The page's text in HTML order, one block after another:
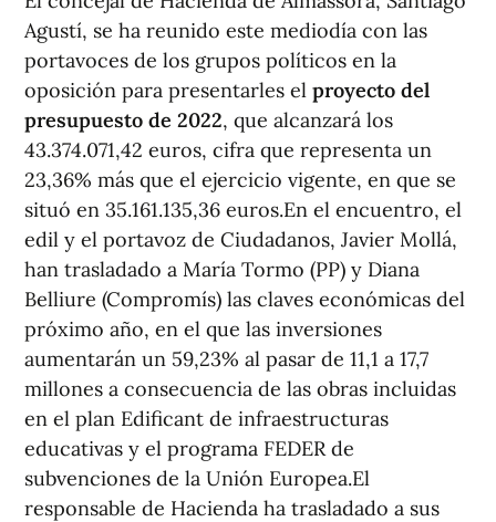
Agustí, se ha reunido este mediodía con las
portavoces de los grupos políticos en la
oposición para presentarles el proyecto del
presupuesto de 2022, que alcanzará los
43.374.071,42 euros, cifra que representa un
23,36% más que el ejercicio vigente, en que se
situó en 35.161.135,36 euros.En el encuentro, el
edil y el portavoz de Ciudadanos, Javier Mollá,
han trasladado a María Tormo (PP) y Diana
Belliure (Compromís) las claves económicas del
próximo año, en el que las inversiones
aumentarán un 59,23% al pasar de 11,1 a 17,7
millones a consecuencia de las obras incluidas
en el plan Edificant de infraestructuras
educativas y el programa FEDER de
subvenciones de la Unión Europea.El
responsable de Hacienda ha trasladado a sus